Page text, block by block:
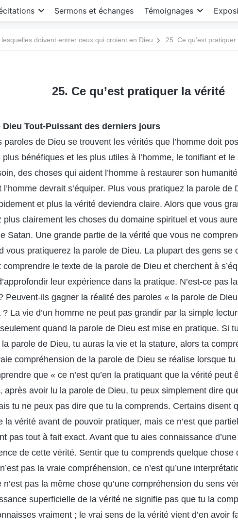
Sermons et échanges Témoignages
doivent entrer ceux qui croient en Dieu 25. Ce qu’est
25. Ce qu’est pratiquer la vérité
Dieu Tout-Puissant des derniers jours
paroles de Dieu se trouvent les vérités que l’homme doit
bénéfiques et les plus utiles à l’homme, le tonifiant et
des choses qui aident l’homme à restaurer son
l’homme devrait s’équiper. Plus vous pratiquez la parole de
et plus la vérité deviendra claire. Alors que vous
plus clairement les choses du domaine spirituel et vous
Satan. Une grande partie de la vérité que vous ne
vous pratiquerez la parole de Dieu. La plupart des gens se
comprendre le texte de la parole de Dieu et cherchent à
leur expérience dans la pratique. N’est-ce pas
Peuvent-ils gagner la réalité des paroles « la parole de
La vie d’un homme ne peut pas grandir par la simple
quand la parole de Dieu est mise en pratique. Si
parole de Dieu, tu auras la vie et la stature, alors ta
compréhension de la parole de Dieu se réalise lorsque
que « ce n’est qu’en la pratiquant que la vérité peut
après avoir lu la parole de Dieu, tu peux simplement dire
tu ne peux pas dire que tu la comprends. Certains disent
la vérité avant de pouvoir pratiquer, mais ce n’est que
pas tout à fait exact. Avant que tu aies connaissance
de cette vérité. Sentir que tu comprends quelque chose
pas la vraie compréhension, ce n’est qu’une
n’est pas la même chose qu’une compréhension du sens
superficielle de la vérité ne signifie pas que tu la
vraiment ; le vrai sens de la vérité vient d’en avoir